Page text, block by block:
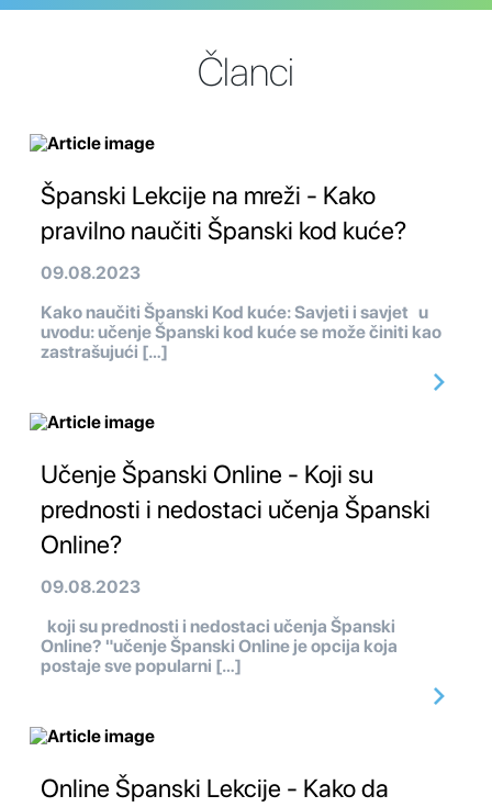
Članci
Španski Lekcije na mreži - Kako
pravilno naučiti Španski kod kuće?
09.08.2023
Kako naučiti Španski Kod kuće: Savjeti i savjet u
uvodu: učenje Španski kod kuće se može činiti kao
zastrašujući […]
Učenje Španski Online - Koji su
prednosti i nedostaci učenja Španski
Online?
09.08.2023
koji su prednosti i nedostaci učenja Španski
Online? "učenje Španski Online je opcija koja
postaje sve popularni […]
Online Španski Lekcije - Kako da